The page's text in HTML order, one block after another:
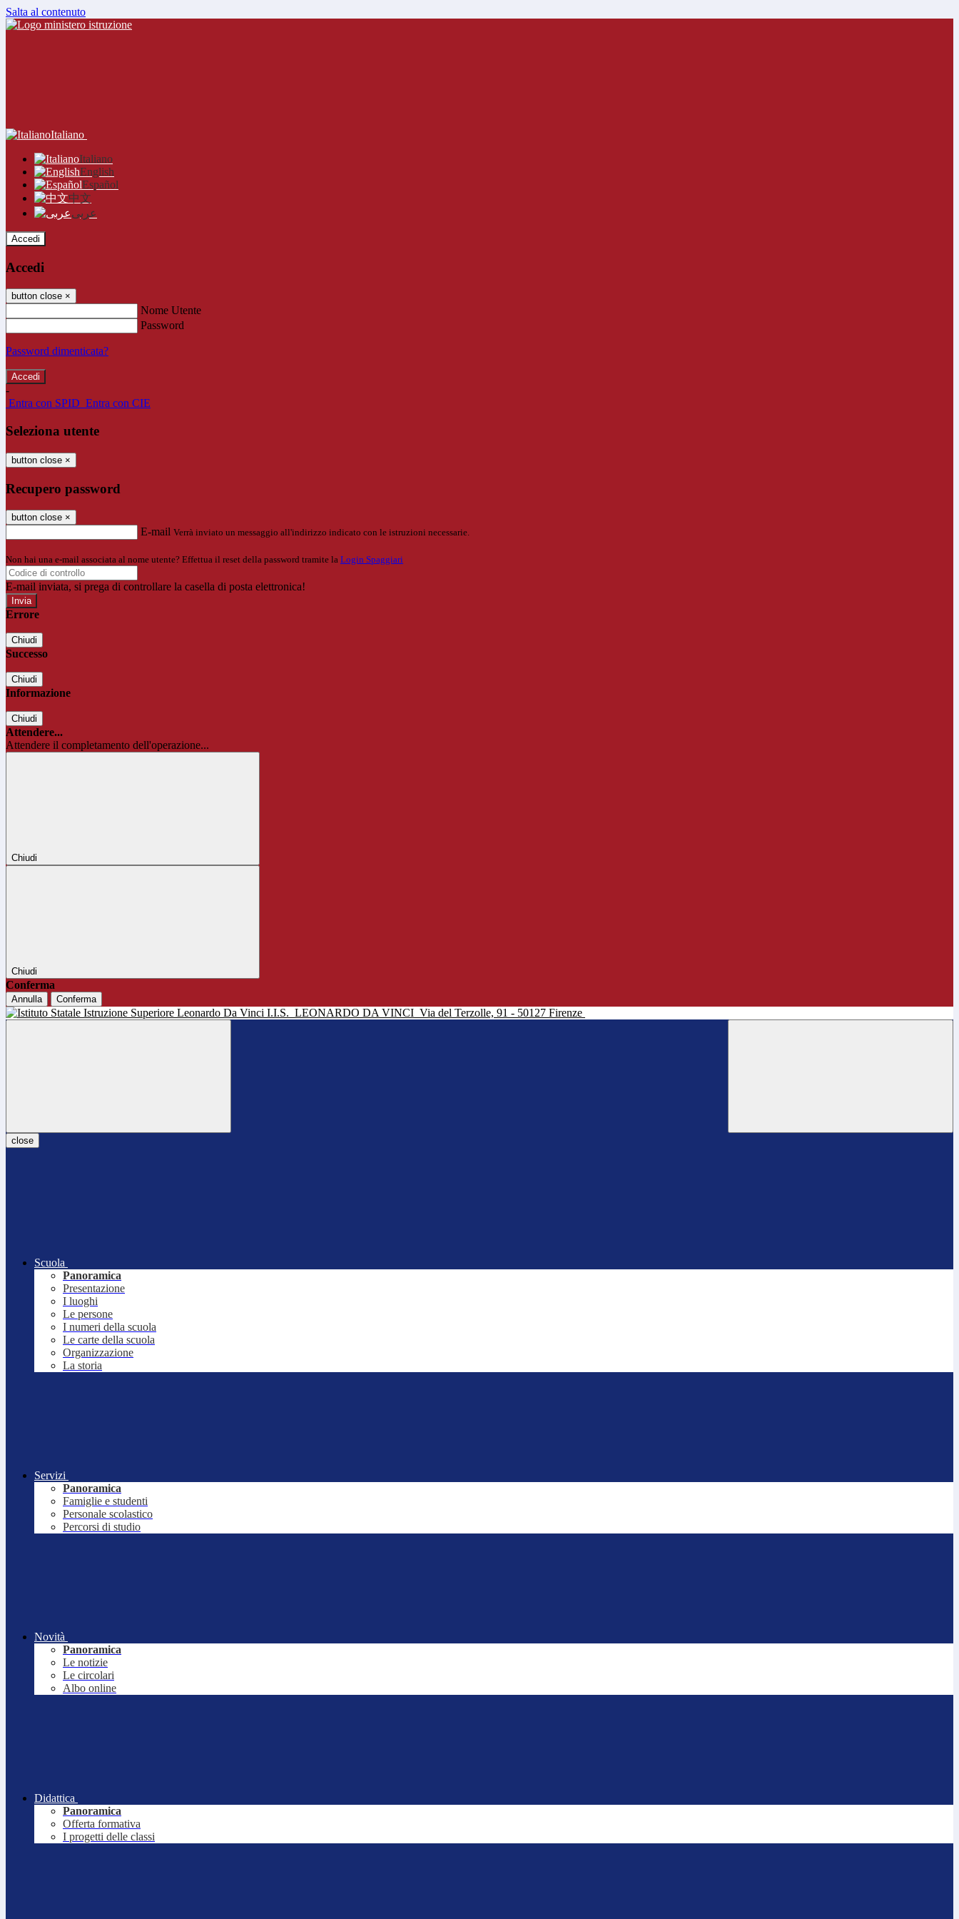
Salta al contenuto
Italiano
Italiano
English
Español
中文
عربى
Accedi
Accedi
button close ×
Nome Utente
Password
Password dimenticata?
-
Entra con SPID Entra con CIE
Seleziona utente
button close ×
Recupero password
button close ×
E-mail Verrà inviato un messaggio all'indirizzo indicato con le istruzioni necessarie.
Non hai una e-mail associata al nome utente? Effettua il reset della password tramite la Login Spaggiari
E-mail inviata, si prega di controllare la casella di posta elettronica!
Errore
Chiudi
Successo
Chiudi
Informazione
Chiudi
Attendere...
Attendere il completamento dell'operazione...
Chiudi
Chiudi
Conferma
Annulla Conferma
I.I.S. LEONARDO DA VINCI Via del Terzolle, 91 - 50127 Firenze
close
Scuola
Panoramica
Presentazione
I luoghi
Le persone
I numeri della scuola
Le carte della scuola
Organizzazione
La storia
Servizi
Panoramica
Famiglie e studenti
Personale scolastico
Percorsi di studio
Novità
Panoramica
Le notizie
Le circolari
Albo online
Didattica
Panoramica
Offerta formativa
I progetti delle classi